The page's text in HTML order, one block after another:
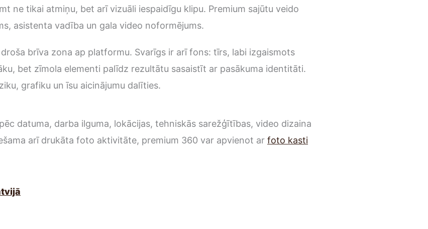
ne tikai atmiņu, bet arī vizuāli iespaidīgu klipu. Premium sajūtu veido
asistenta vadība un gala video noformējums.
brīva zona ap platformu. Svarīgs ir arī fons: tīrs, labi izgaismots
bet zīmola elementi palīdz rezultātu sasaistīt ar pasākuma identitāti.
grafiku un īsu aicinājumu dalīties.
datuma, darba ilguma, lokācijas, tehniskās sarežģītības, video dizaina
arī drukāta foto aktivitāte, premium 360 var apvienot arfoto kasti